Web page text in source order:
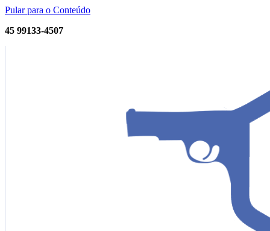
Pular para o Conteúdo
45 99133-4507